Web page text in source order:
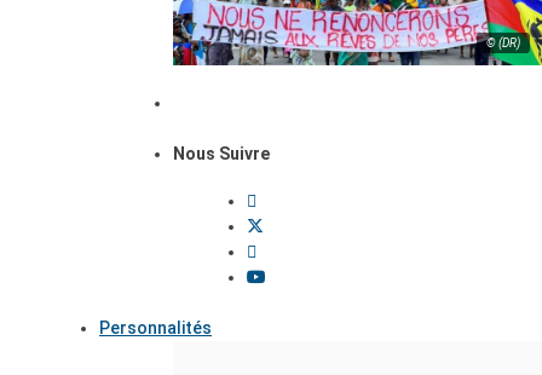
© (DR)
Nous Suivre
Personnalités